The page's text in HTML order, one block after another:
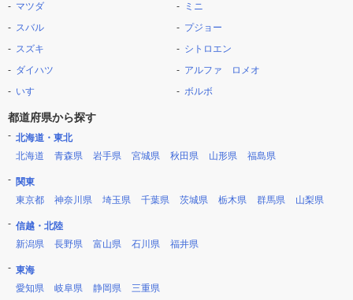
マツダ
スバル
スズキ
ダイハツ
いすゞ
ミニ
プジョー
シトロエン
アルファ ロメオ
ボルボ
都道府県から探す
北海道・東北
北海道
青森県 岩手県 宮城県 秋田県 山形県 福島県
関東
東京都
神奈川県 埼玉県 千葉県 茨城県 栃木県 群馬県 山梨県
信越・北陸
新潟県
長野県 富山県 石川県 福井県
東海
愛知県
岐阜県 静岡県 三重県